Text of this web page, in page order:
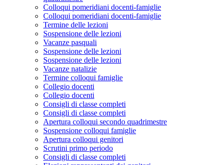
Colloqui pomeridiani docenti-famiglie
Colloqui pomeridiani docenti-famiglie
Termine delle lezioni
Sospensione delle lezioni
Vacanze pasquali
Sospensione delle lezioni
Sospensione delle lezioni
Vacanze natalizie
Termine colloqui famiglie
Collegio docenti
Collegio docenti
Consigli di classe completi
Consigli di classe completi
Apertura colloqui secondo quadrimestre
Sospensione colloqui famiglie
Apertura colloqui genitori
Scrutini primo periodo
Consigli di classe completi